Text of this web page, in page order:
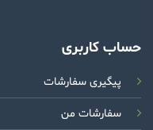
حساب کاربری
پیگیری سفارشات
سفارشات من